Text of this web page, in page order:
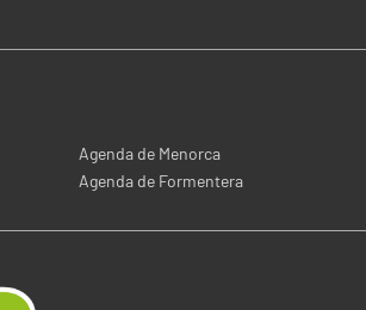
Agenda de Menorca
Agenda de Formentera